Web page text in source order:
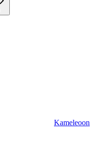
Kameleoon